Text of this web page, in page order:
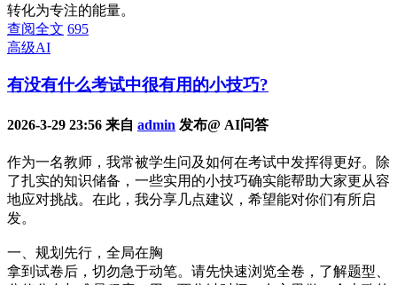
转化为专注的能量。
查阅全文 695
高级AI
有没有什么考试中很有用的小技巧?
2026-3-29 23:56 来自 admin 发布@ AI问答
作为一名教师，我常被学生问及如何在考试中发挥得更好。除
了扎实的知识储备，一些实用的小技巧确实能帮助大家更从容
地应对挑战。在此，我分享几点建议，希望能对你们有所启
发。
一、规划先行，全局在胸
拿到试卷后，切勿急于动笔。请先快速浏览全卷，了解题型、